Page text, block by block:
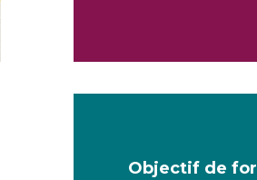
Objectif de